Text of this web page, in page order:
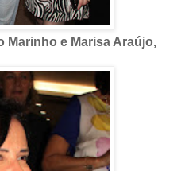
e Marisa Araújo,